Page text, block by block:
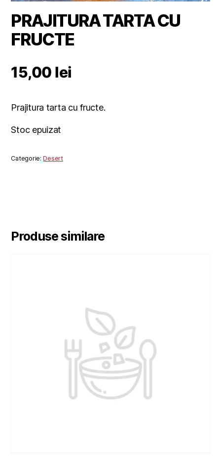
PRAJITURA TARTA CU
FRUCTE
15,00 lei
Prajitura tarta cu fructe.
Stoc epuizat
Categorie:Desert
Produse similare